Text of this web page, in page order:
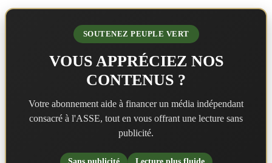
SOUTENEZ PEUPLE VERT
VOUS APPRÉCIEZ NOS
CONTENUS ?
Votre abonnement aide à financer un média indépendant
consacré à l'ASSE, tout en vous offrant une lecture sans
publicité.